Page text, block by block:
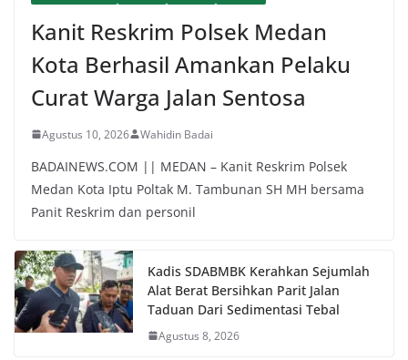
Kanit Reskrim Polsek Medan
Kota Berhasil Amankan Pelaku
Curat Warga Jalan Sentosa
Agustus 10, 2026 Wahidin Badai
BADAINEWS.COM || MEDAN – Kanit Reskrim Polsek
Medan Kota Iptu Poltak M. Tambunan SH MH bersama
Panit Reskrim dan personil
Kadis SDABMBK Kerahkan Sejumlah
Alat Berat Bersihkan Parit Jalan
Taduan Dari Sedimentasi Tebal
Agustus 8, 2026